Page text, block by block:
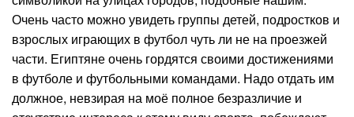
Очень часто можно увидеть группы детей, подростков и
взрослых играющих в футбол чуть ли не на проезжей
части. Египтяне очень гордятся своими достижениями
в футболе и футбольными командами. Надо отдать им
должное, невзирая на моё полное безразличие и